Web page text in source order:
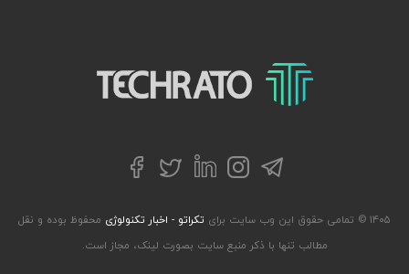
تکراتو – زندگی با تکنولوژی
تلگراماینستاگرام
لینکداینتوییترفیسبوک
۱۴۰۵ © تمامی حقوق این وب سایت برای تکراتو - اخبار تکنولوژی محفوظ بوده و نقل
مطالب تنها با ذکر منبع سایت بصورت لینک، مجاز است.